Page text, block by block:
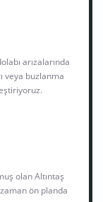
arızalarında
veya buzlanma
olan Altıntaş
ön planda